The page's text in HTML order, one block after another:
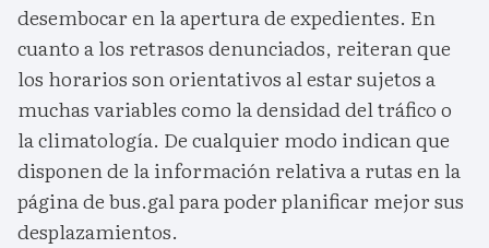
desembocar en la apertura de expedientes. En
cuanto a los retrasos denunciados, reiteran que
los horarios son orientativos al estar sujetos a
muchas variables como la densidad del tráfico o
la climatología. De cualquier modo indican que
disponen de la información relativa a rutas en la
página de bus.gal para poder planificar mejor sus
desplazamientos.